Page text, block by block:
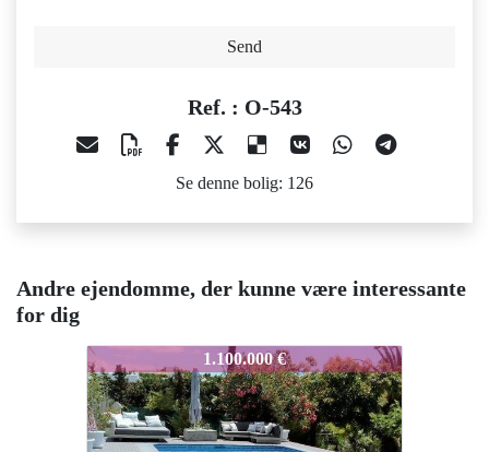
Send
Ref. : O-543
Se denne bolig: 126
Andre ejendomme, der kunne være interessante
for dig
O-543
1.100.000 €
O-543 1.400.000 €